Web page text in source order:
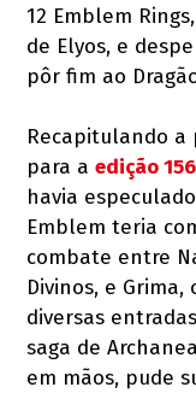
12 Emblem
de Elyos, e
pôr fim ao
Recapitulando a
para aedição 156
havia
Emblem teria
combate entre
Divinos, e
diversas
saga de
em mãos, pude